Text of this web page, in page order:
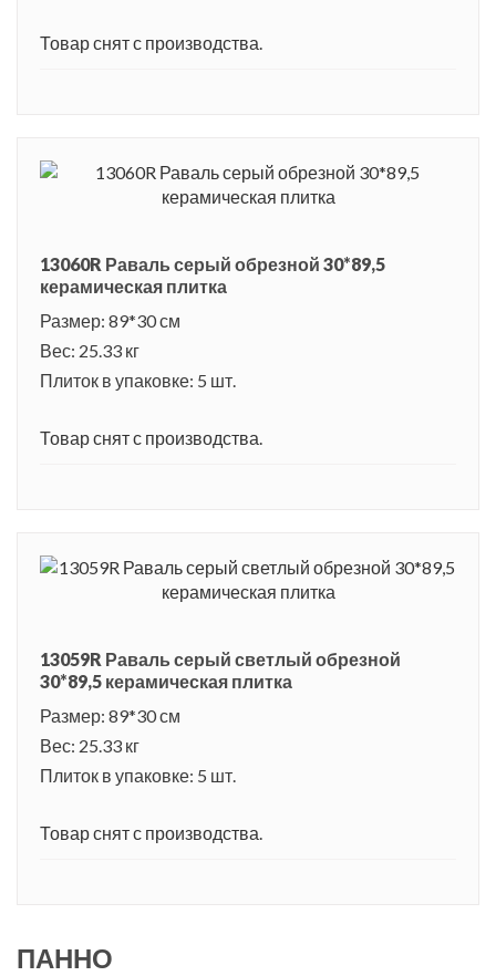
Товар снят с производства.
13060R Раваль серый обрезной 30*89,5
керамическая плитка
Размер: 89*30 см
Вес: 25.33 кг
Плиток в упаковке: 5 шт.
Товар снят с производства.
13059R Раваль серый светлый обрезной
30*89,5 керамическая плитка
Размер: 89*30 см
Вес: 25.33 кг
Плиток в упаковке: 5 шт.
Товар снят с производства.
ПАННО